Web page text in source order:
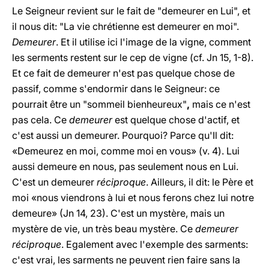
Le Seigneur revient sur le fait de "demeurer en Lui", et
il nous dit: "La vie chrétienne est demeurer en moi".
Demeurer. Et il utilise ici l'image de la vigne, comment
les serments restent sur le cep de vigne (cf. Jn 15, 1-8).
Et ce fait de demeurer n'est pas quelque chose de
passif, comme s'endormir dans le Seigneur: ce
pourrait être un "sommeil bienheureux", mais ce n'est
pas cela. Ce demeurerest quelque chose d'actif, et
c'est aussi un demeurer. Pourquoi? Parce qu'Il dit:
«Demeurez en moi, comme moi en vous» (v. 4). Lui
aussi demeure en nous, pas seulement nous en Lui.
C'est un demeurer réciproque. Ailleurs, il dit: le Père et
moi «nous viendrons à lui et nous ferons chez lui notre
demeure» (Jn 14, 23). C'est un mystère, mais un
mystère de vie, un très beau mystère. Ce demeurer
réciproque. Egalement avec l'exemple des sarments:
c'est vrai, les sarments ne peuvent rien faire sans la